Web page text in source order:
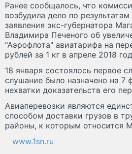
Ранее сообщалось, что
возбудила дело по
заявления экс-губернатора
Владимира Печеного об
"Аэрофлота" авиатарифа на
рублей за 1 кг в апреле 2018
18 января состоялось первое
слушание было назначено на 7
нехватки доказательств его
Авиаперевозки являются
способом доставки грузов в
районы, к которым относится
www.1sn.ru